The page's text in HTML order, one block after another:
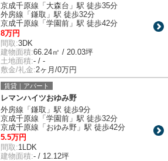
京成千原線「大森台」駅 徒歩35分
外房線「鎌取」駅 徒歩32分
京成千原線「学園前」駅 徒歩42分
8万円
間取:3DK
建物面積:66.24㎡ / 20.03坪
土地面積:- / -
敷金/礼金:2ヶ月/0万円
賃貸｜アパート
レマンハイツおゆみ野
外房線「鎌取」駅 徒歩9分
京成千原線「学園前」駅 徒歩32分
京成千原線「おゆみ野」駅 徒歩42分
5.5万円
間取:1LDK
建物面積:- / 12.12坪